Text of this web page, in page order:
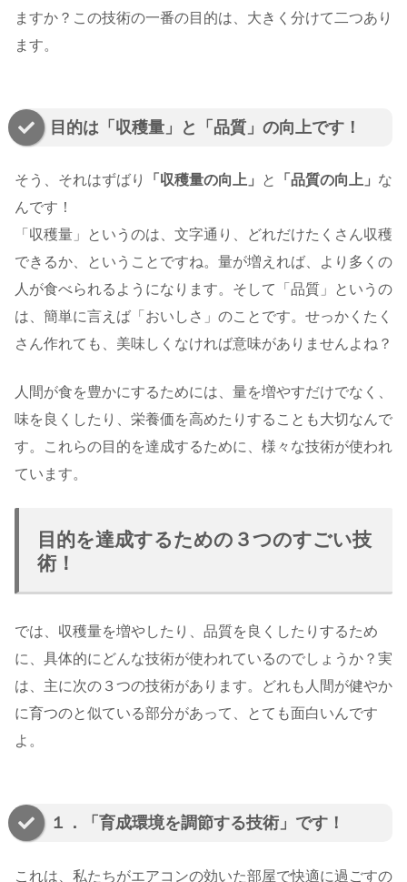
ますか？この技術の一番の目的は、大きく分けて二つあり
ます。
目的は「収穫量」と「品質」の向上です！
そう、それはずばり 「収穫量の向上」 と 「品質の向上」 な
んです！
「収穫量」というのは、文字通り、どれだけたくさん収穫
できるか、ということですね。量が増えれば、より多くの
人が食べられるようになります。そして「品質」というの
は、簡単に言えば「おいしさ」のことです。せっかくたく
さん作れても、美味しくなければ意味がありませんよね？
人間が食を豊かにするためには、量を増やすだけでなく、
味を良くしたり、栄養価を高めたりすることも大切なんで
す。これらの目的を達成するために、様々な技術が使われ
ています。
目的を達成するための３つのすごい技
術！
では、収穫量を増やしたり、品質を良くしたりするため
に、具体的にどんな技術が使われているのでしょうか？実
は、主に次の３つの技術があります。どれも人間が健やか
に育つのと似ている部分があって、とても面白いんです
よ。
１．「育成環境を調節する技術」です！
これは、私たちがエアコンの効いた部屋で快適に過ごすの